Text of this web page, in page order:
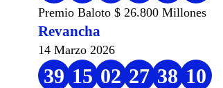
Premio Baloto $ 26.800 Millones
Revancha
14 Marzo 2026
39 15 02 27 38 10